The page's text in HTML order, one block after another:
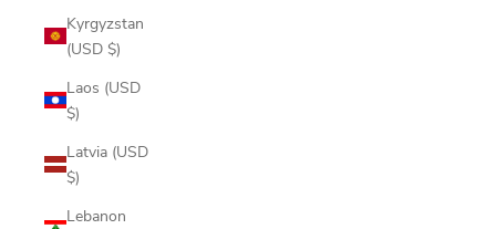
Kyrgyzstan
(USD $)
Laos (USD
$)
Latvia (USD
$)
Lebanon